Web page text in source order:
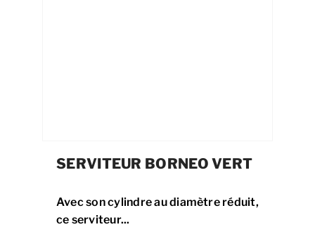
SERVITEUR BORNEO VERT
Avec son cylindre au diamètre réduit,
ce serviteur...